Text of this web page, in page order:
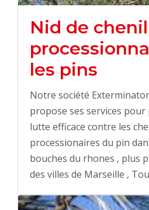
Nid de
les pins
Notre société
propose ses services
lutte efficace contre les
processionaires du pin
bouches du rhones , plus
des villes de Marseille ,